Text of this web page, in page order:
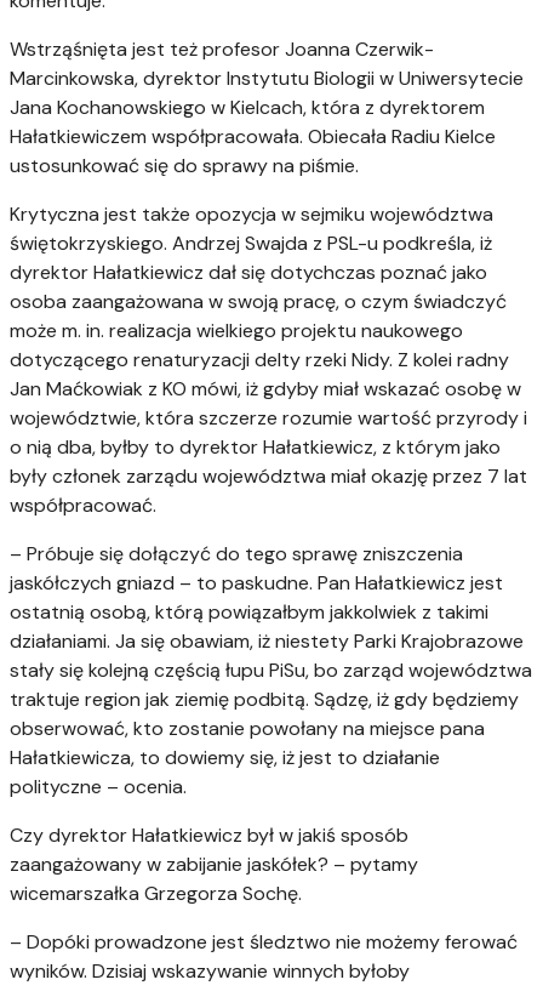
Wstrząśnięta jest też profesor Joanna Czerwik-
Marcinkowska, dyrektor Instytutu Biologii w Uniwersytecie
Jana Kochanowskiego w Kielcach, która z dyrektorem
Hałatkiewiczem współpracowała. Obiecała Radiu Kielce
ustosunkować się do sprawy na piśmie.
Krytyczna jest także opozycja w sejmiku województwa
świętokrzyskiego. Andrzej Swajda z PSL-u podkreśla, iż
dyrektor Hałatkiewicz dał się dotychczas poznać jako
osoba zaangażowana w swoją pracę, o czym świadczyć
może m. in. realizacja wielkiego projektu naukowego
dotyczącego renaturyzacji delty rzeki Nidy. Z kolei radny
Jan Maćkowiak z KO mówi, iż gdyby miał wskazać osobę w
województwie, która szczerze rozumie wartość przyrody i
o nią dba, byłby to dyrektor Hałatkiewicz, z którym jako
były członek zarządu województwa miał okazję przez 7 lat
współpracować.
– Próbuje się dołączyć do tego sprawę zniszczenia
jaskółczych gniazd – to paskudne. Pan Hałatkiewicz jest
ostatnią osobą, którą powiązałbym jakkolwiek z takimi
działaniami. Ja się obawiam, iż niestety Parki Krajobrazowe
stały się kolejną częścią łupu PiSu, bo zarząd województwa
traktuje region jak ziemię podbitą. Sądzę, iż gdy będziemy
obserwować, kto zostanie powołany na miejsce pana
Hałatkiewicza, to dowiemy się, iż jest to działanie
polityczne – ocenia.
Czy dyrektor Hałatkiewicz był w jakiś sposób
zaangażowany w zabijanie jaskółek? – pytamy
wicemarszałka Grzegorza Sochę.
– Dopóki prowadzone jest śledztwo nie możemy ferować
wyników. Dzisiaj wskazywanie winnych byłoby